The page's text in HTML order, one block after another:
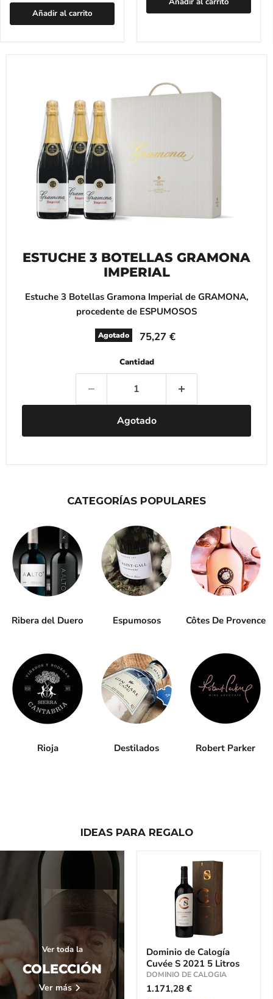
Añadir al carrito
ESTUCHE 3 BOTELLAS GRAMONA
IMPERIAL
Estuche 3 Botellas Gramona Imperial de GRAMONA,
procedente de ESPUMOSOS
Agotado Precio actual
75,27 €
Cantidad
Agotado
CATEGORÍAS POPULARES
Ribera del Duero Espumosos Côtes De Provence
Rioja Destilados Robert Parker
IDEAS PARA REGALO
Ver toda la
COLECCIÓN
Ver más
de
Calogía
Cuvée
S
2021
Dominio de Calogía
Cuvée S 2021 5 Litros
DOMINIO DE CALOGIA
1.171,28 €